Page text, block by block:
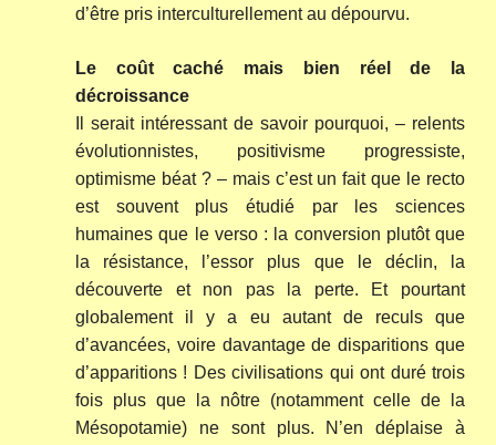
d’être pris interculturellement au dépourvu.
Le coût caché mais bien réel de la
décroissance
Il serait intéressant de savoir pourquoi, – relents
évolutionnistes, positivisme progressiste,
optimisme béat ? – mais c’est un fait que le recto
est souvent plus étudié par les sciences
humaines que le verso : la conversion plutôt que
la résistance, l’essor plus que le déclin, la
découverte et non pas la perte. Et pourtant
globalement il y a eu autant de reculs que
d’avancées, voire davantage de disparitions que
d’apparitions ! Des civilisations qui ont duré trois
fois plus que la nôtre (notamment celle de la
Mésopotamie) ne sont plus. N’en déplaise à